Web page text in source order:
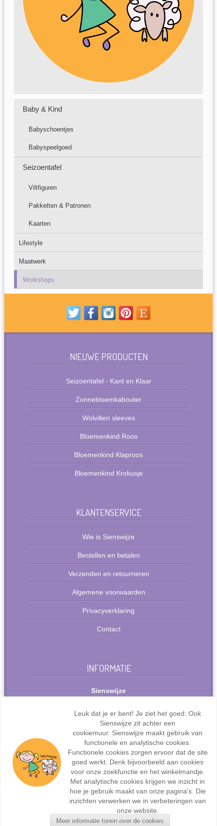
Baby & Kind
Babyschoentjes
Babyspeelgoed
Seizoentafel
Viltfiguren
Pakketten & Patronen
Kaarten
Lifestyle
Maatwerk
Workshops
NIEUWE PRODUCTEN
Seizoentafel - Kant en Klaar
Zonnebloemkabouter
Wolvilten sleeves
Bloemenkind Roos
Bloemenkind Klaproos
Bloemenkind Krokusje
KLANTENSERVICE
Wie is Sienswijze
Bestellen en betalen
Verzenden en retourneren
Algemene voorwaarden
Privacyverklaring
Contact
INFORMATIE
Sienswijze
2711 PP Zoetermeer
Nederland
Tel: +31(0)627072095
info@sienswijze.nl
KvK-nr.: 67667317
Webdesign en ontwikkeling doorSienswijze ICT
Sienswijze | Alle rechten voorbehouden.
Leuk dat je er bent! Je ziet het goed: Ook
Sienswijze zit achter een
cookiemuur. Sienswijze maakt gebruik van
functionele en analytische cookies.
Functionele cookies zorgen ervoor dat de site
goed werkt. Denk bijvoorbeeld aan cookies
voor onze zoekfunctie en het winkelmandje.
Met analytische cookies krijgen we inzicht in
hoe je gebruik maakt van onze pagina's. Die
inzichten verwerken we in verbeteringen van
onze website.
Meer informatie tonen over de cookies